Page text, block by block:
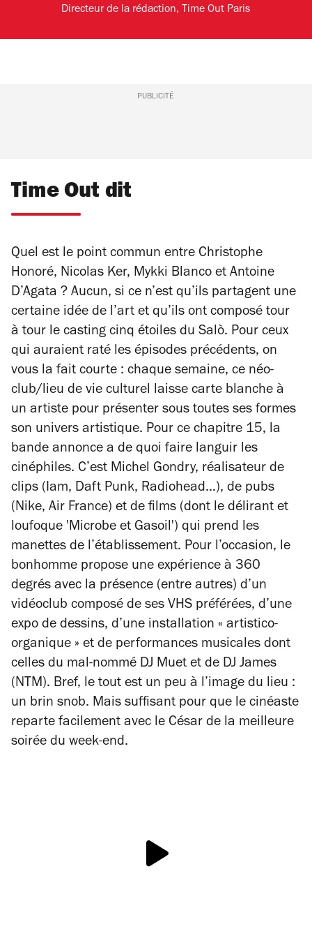
Directeur de la rédaction, Time Out Paris
PUBLICITÉ
Time Out dit
Quel est le point commun entre Christophe
Honoré, Nicolas Ker, Mykki Blanco et Antoine
D’Agata ? Aucun, si ce n’est qu’ils partagent une
certaine idée de l’art et qu’ils ont composé tour
à tour le casting cinq étoiles du Salò. Pour ceux
qui auraient raté les épisodes précédents, on
vous la fait courte : chaque semaine, ce néo-
club/lieu de vie culturel laisse carte blanche à
un artiste pour présenter sous toutes ses formes
son univers artistique. Pour ce chapitre 15, la
bande annonce a de quoi faire languir les
cinéphiles. C’est Michel Gondry, réalisateur de
clips (Iam, Daft Punk, Radiohead…), de pubs
(Nike, Air France) et de films (dont le délirant et
loufoque 'Microbe et Gasoil') qui prend les
manettes de l’établissement. Pour l’occasion, le
bonhomme propose une expérience à 360
degrés avec la présence (entre autres) d’un
vidéoclub composé de ses VHS préférées, d’une
expo de dessins, d’une installation « artistico-
organique » et de performances musicales dont
celles du mal-nommé DJ Muet et de DJ James
(NTM). Bref, le tout est un peu à l’image du lieu :
un brin snob. Mais suffisant pour que le cinéaste
reparte facilement avec le César de la meilleure
soirée du week-end.